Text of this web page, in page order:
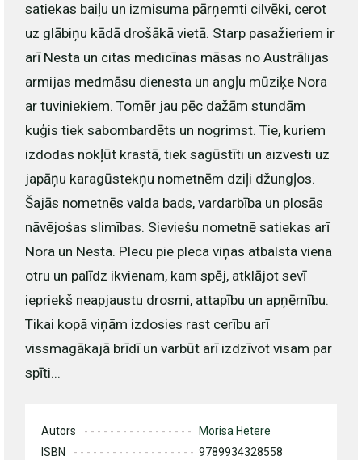
satiekas baiļu un izmisuma pārņemti cilvēki, cerot
uz glābiņu kādā drošākā vietā. Starp pasažieriem ir
arī Nesta un citas medicīnas māsas no Austrālijas
armijas medmāsu dienesta un angļu mūziķe Nora
ar tuviniekiem. Tomēr jau pēc dažām stundām
kuģis tiek sabombardēts un nogrimst. Tie, kuriem
izdodas nokļūt krastā, tiek sagūstīti un aizvesti uz
japāņu karagūstekņu nometnēm dziļi džungļos.
Šajās nometnēs valda bads, vardarbība un plosās
nāvējošas slimības. Sieviešu nometnē satiekas arī
Nora un Nesta. Plecu pie pleca viņas atbalsta viena
otru un palīdz ikvienam, kam spēj, atklājot sevī
iepriekš neapjaustu drosmi, attapību un apņēmību.
Tikai kopā viņām izdosies rast cerību arī
vissmagākajā brīdī un varbūt arī izdzīvot visam par
spīti...
Autors
Morisa Hetere
ISBN
9789934328558